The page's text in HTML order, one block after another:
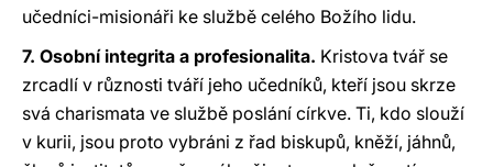
učedníci-misionáři ke službě celého Božího lidu.
7. Osobní integrita a profesionalita. Kristova tvář se
zrcadlí v různosti tváří jeho učedníků, kteří jsou skrze
svá charismata ve službě poslání církve. Ti, kdo slouží
v kurii, jsou proto vybráni z řad biskupů, kněží, jáhnů,